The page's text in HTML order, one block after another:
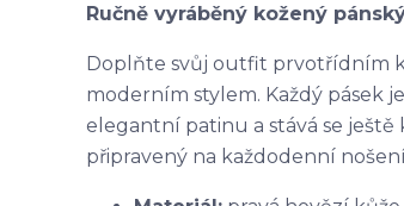
Ručně vyráběný kožený
Doplňte svůj outfit prvotřídním
moderním stylem. Každý pásek
elegantní patinu a stává se
připravený na každodenní